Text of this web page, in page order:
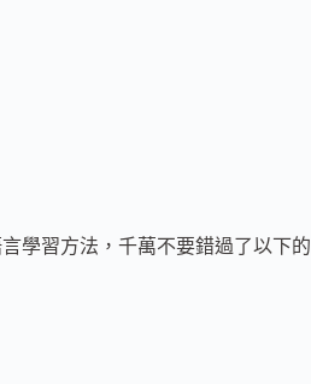
學習方法，千萬不要錯過了以下的